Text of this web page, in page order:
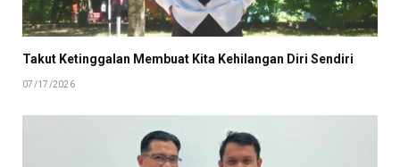
Takut Ketinggalan Membuat Kita Kehilangan Diri Sendiri
07/17/2026